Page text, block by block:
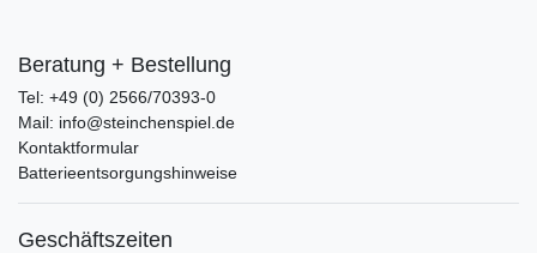
Beratung + Bestellung
Tel: +49 (0) 2566/70393-0
Mail: info@steinchenspiel.de
Kontaktformular
Batterieentsorgungshinweise
Geschäftszeiten